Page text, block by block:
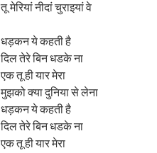
तू मेरियां नीदां चुराइयां वे
धड़कन ये कहती है
दिल तेरे बिन धडके ना
एक तू ही यार मेरा
मुझको क्या दुनिया से लेना
धड़कन ये कहती है
दिल तेरे बिन धडके ना
एक तू ही यार मेरा